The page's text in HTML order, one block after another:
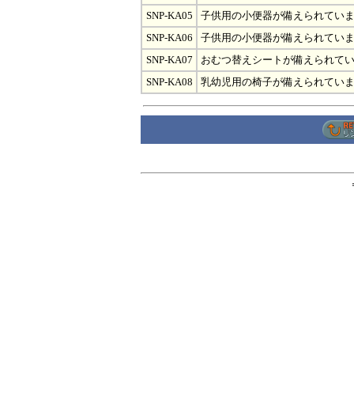
SNP-KA05
子供用の小便器が備えられてい
SNP-KA06
子供用の小便器が備えられてい
SNP-KA07
おむつ替えシートが備えられて
SNP-KA08
乳幼児用の椅子が備えられてい